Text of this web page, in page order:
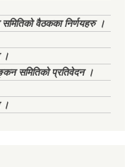
वैठकका निर्णयहरु ।
।
समितिको प्रतिवेदन ।
।